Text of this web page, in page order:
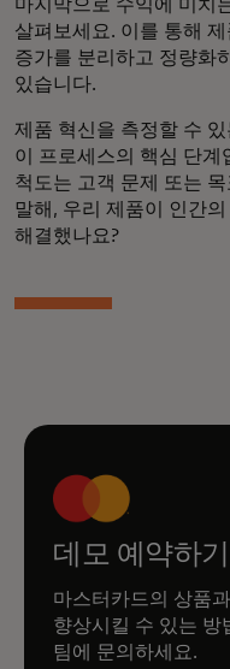
마지막으로 수익에 미치
살펴보세요. 이를 통해
증가를 분리하고 정량화
있습니다.
제품 혁신을 측정할 수
이 프로세스의 핵심 단계
척도는 고객 문제 또는
말해, 우리 제품이 인간
해결했나요?
데모 예약하기
마스터카드의 상품
향상시킬 수 있는 방
팀에 문의하세요.